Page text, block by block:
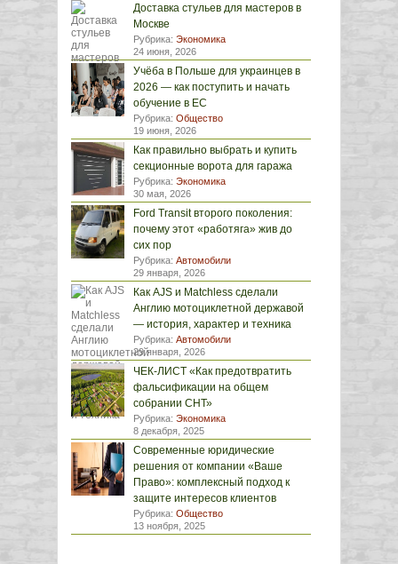
Доставка стульев для мастеров в
Москве
Рубрика: Экономика
24 июня, 2026
Учёба в Польше для украинцев в
2026 — как поступить и начать
обучение в ЕС
Рубрика: Общество
19 июня, 2026
Как правильно выбрать и купить
секционные ворота для гаража
Рубрика: Экономика
30 мая, 2026
Ford Transit второго поколения:
почему этот «работяга» жив до
сих пор
Рубрика: Автомобили
29 января, 2026
Как AJS и Matchless сделали
Англию мотоциклетной державой
— история, характер и техника
Рубрика: Автомобили
29 января, 2026
ЧЕК-ЛИСТ «Как предотвратить
фальсификации на общем
собрании СНТ»
Рубрика: Экономика
8 декабря, 2025
Современные юридические
решения от компании «Ваше
Право»: комплексный подход к
защите интересов клиентов
Рубрика: Общество
13 ноября, 2025